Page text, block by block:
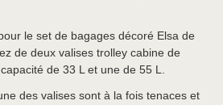
le set de bagages décoré Elsa de
de deux valises trolley cabine de
de 33 L et une de 55 L.
des valises sont à la fois tenaces et